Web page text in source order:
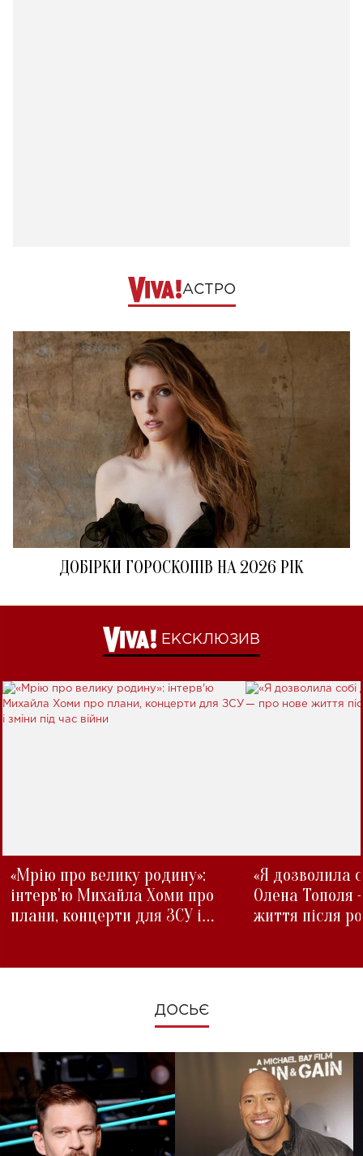
АСТРО
ДОБІРКИ ГОРОСКОПІВ НА 2026 РІК
ЕКСКЛЮЗИВ
«Мрію про велику родину»:
інтерв'ю Михайла Хоми про
плани, концерти для ЗСУ і
«Я дозволила
Олена Тополя
життя після
ДОСЬЄ